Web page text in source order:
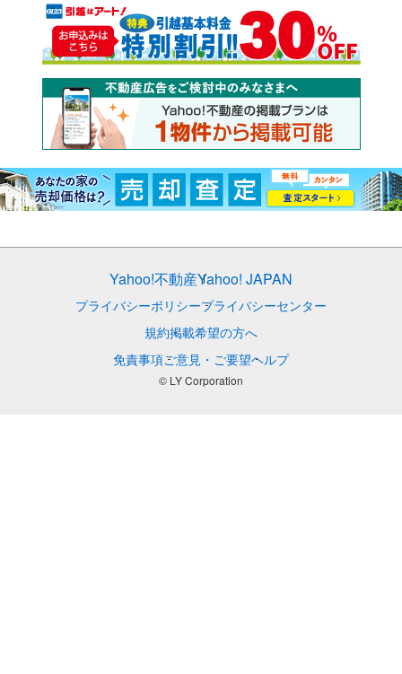
Yahoo!不動産Yahoo! JAPAN
プライバシーポリシープライバシーセンター
規約掲載希望の方へ
免責事項ご意見・ご要望ヘルプ
© LY Corporation